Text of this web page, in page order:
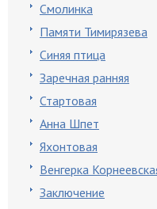
Смолинка
Памяти Тимирязева
Синяя птица
Заречная ранняя
Стартовая
Анна Шпет
Яхонтовая
Венгерка
Заключение